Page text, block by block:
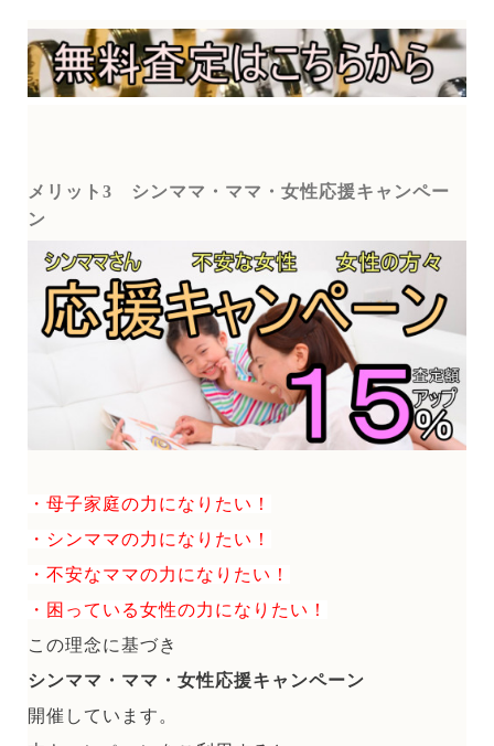
メリット3
シンママ・ママ・女性応援キャンペー
ン
・母子家庭の力になりたい！
・シンママの力になりたい！
・不安なママの力になりたい！
・困っている女性の力になりたい！
この理念に基づき
シンママ・ママ・女性応援キャンペーン
開催しています。